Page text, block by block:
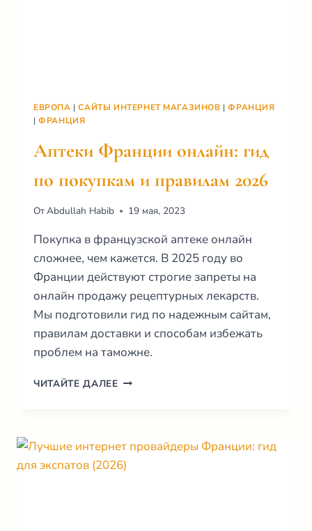
ЕВРОПА |САЙТЫ ИНТЕРНЕТ МАГАЗИНОВ |ФРАНЦИЯ
|ФРАНЦИЯ
Аптеки Франции онлайн: гид
по покупкам и правилам 2026
ОтAbdullah Habib 19 мая, 2023
Покупка в французской аптеке онлайн
сложнее, чем кажется. В 2025 году во
Франции действуют строгие запреты на
онлайн продажу рецептурных лекарств.
Мы подготовили гид по надежным сайтам,
правилам доставки и способам избежать
проблем на таможне.
ЧИТАЙТЕ ДАЛЕЕАПТЕКИ
ПОКУПКАМ
И